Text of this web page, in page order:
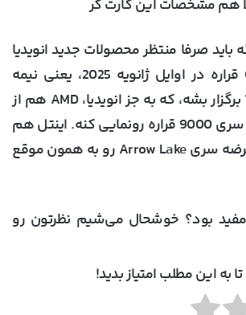
هم مشخصات این کارت گر
باید صرفا منتظر محصولات جدید انویدیا
باشیم. CES 2025 قراره در اوایل ژانویه 2025، یعنی نیمه
دوم دی ماه 1403 برگزار بشه، که به جز انویدیا، AMD هم از
پردازنده‌های X3D سری 9000 قراره رونمایی کنه. اینتل هم
ممکنه معرفی و عرضه سری Arrow Lake رو به همون موقع
بود؟ خوشحال می‌شیم نظرتون رو
به این مطلب امتیاز بدید!